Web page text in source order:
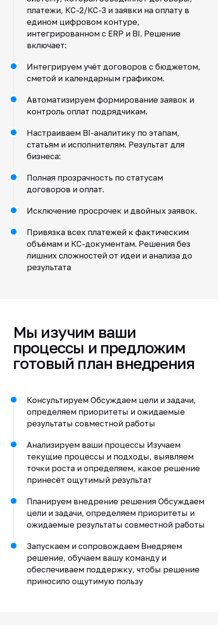
платежи, КС-2/КС-3 и заявки на оплату в
едином цифровом контуре,
интегрированном с ERP и BI. Решение
включает:
Интегрируем учёт договоров с бюджетом,
сметой и календарным графиком.
Автоматизируем формирование заявок и
контроль оплат подрядчикам.
Настраиваем BI-аналитику по этапам,
статьям и исполнителям. Результат для
бизнеса:
Полная прозрачность по статусам
договоров и оплат.
Исключение просрочек и двойных заявок.
Привязка всех платежей к фактическим
объёмам и КС-документам. Решения без
лишних сложностей от идеи и анализа до
результата
Мы изучим ваши
процессы и предложим
готовый план внедрения
Консультируем Обсуждаем цели и задачи,
определяем приоритеты и ожидаемые
результаты совместной работы
Анализируем ваши процессы Изучаем
текущие процессы и подходы, выявляем
точки роста и определяем, какое решение
принесёт ощутимый результат
Планируем внедрение решения Обсуждаем
цели и задачи, определяем приоритеты и
ожидаемые результаты совместной работы
Запускаем и сопровождаем Внедряем
решение, обучаем вашу команду и
обеспечиваем поддержку, чтобы решение
приносило ощутимую пользу